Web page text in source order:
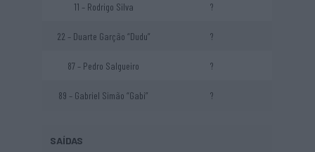
11 – Rodrigo Silva ?
22 – Duarte Garção “Dudu” ?
87 – Pedro Salgueiro ?
89 – Gabriel Simão “Gabi” ?
SAÍDAS